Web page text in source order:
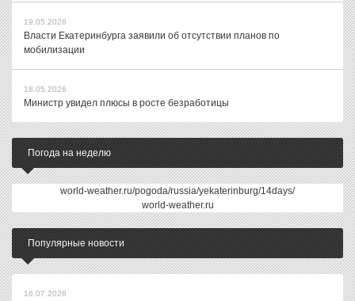
19.05.2026
Власти Екатеринбурга заявили об отсутствии планов по
мобилизации
18.05.2026
Министр увидел плюсы в росте безработицы
Погода на неделю
world-weather.ru/pogoda/russia/yekaterinburg/14days/
world-weather.ru
Популярные новости
16.07.2026